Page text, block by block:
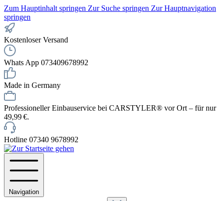
Zum Hauptinhalt springen Zur Suche springen Zur Hauptnavigation
springen
Kostenloser Versand
Whats App 073409678992
Made in Germany
Professioneller Einbauservice bei CARSTYLER® vor Ort – für nur
49,99 €.
Hotline 07340 9678992
Navigation